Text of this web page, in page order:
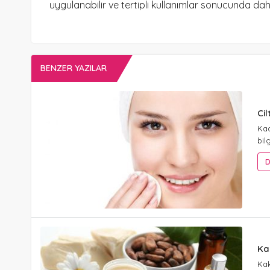
uygulanabilir ve tertipli kullanımlar sonucunda
BENZER YAZILAR